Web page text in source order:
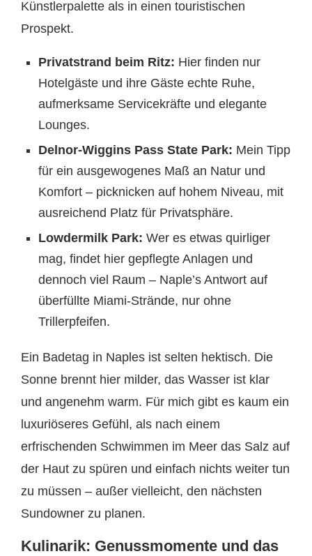
Künstlerpalette als in einen touristischen
Prospekt.
Privatstrand beim Ritz: Hier finden nur
Hotelgäste und ihre Gäste echte Ruhe,
aufmerksame Servicekräfte und elegante
Lounges.
Delnor-Wiggins Pass State Park: Mein Tipp
für ein ausgewogenes Maß an Natur und
Komfort – picknicken auf hohem Niveau, mit
ausreichend Platz für Privatsphäre.
Lowdermilk Park: Wer es etwas quirliger
mag, findet hier gepflegte Anlagen und
dennoch viel Raum – Naple’s Antwort auf
überfüllte Miami-Strände, nur ohne
Trillerpfeifen.
Ein Badetag in Naples ist selten hektisch. Die
Sonne brennt hier milder, das Wasser ist klar
und angenehm warm. Für mich gibt es kaum ein
luxuriöseres Gefühl, als nach einem
erfrischenden Schwimmen im Meer das Salz auf
der Haut zu spüren und einfach nichts weiter tun
zu müssen – außer vielleicht, den nächsten
Sundowner zu planen.
Kulinarik: Genussmomente und das